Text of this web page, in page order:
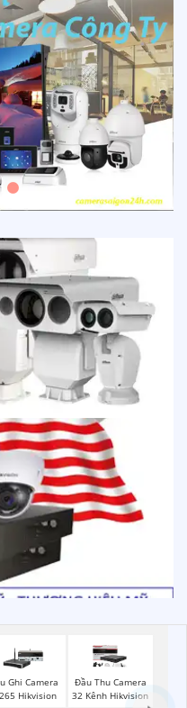
Ghi Camera
Hikvision
Đầu Thu Camera
32 Kênh Hikvision